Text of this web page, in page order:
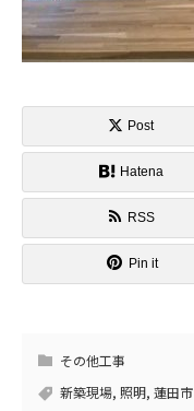
Post
Hatena
RSS
Pin it
その他工事
新築現場, 照明, 蓮田市